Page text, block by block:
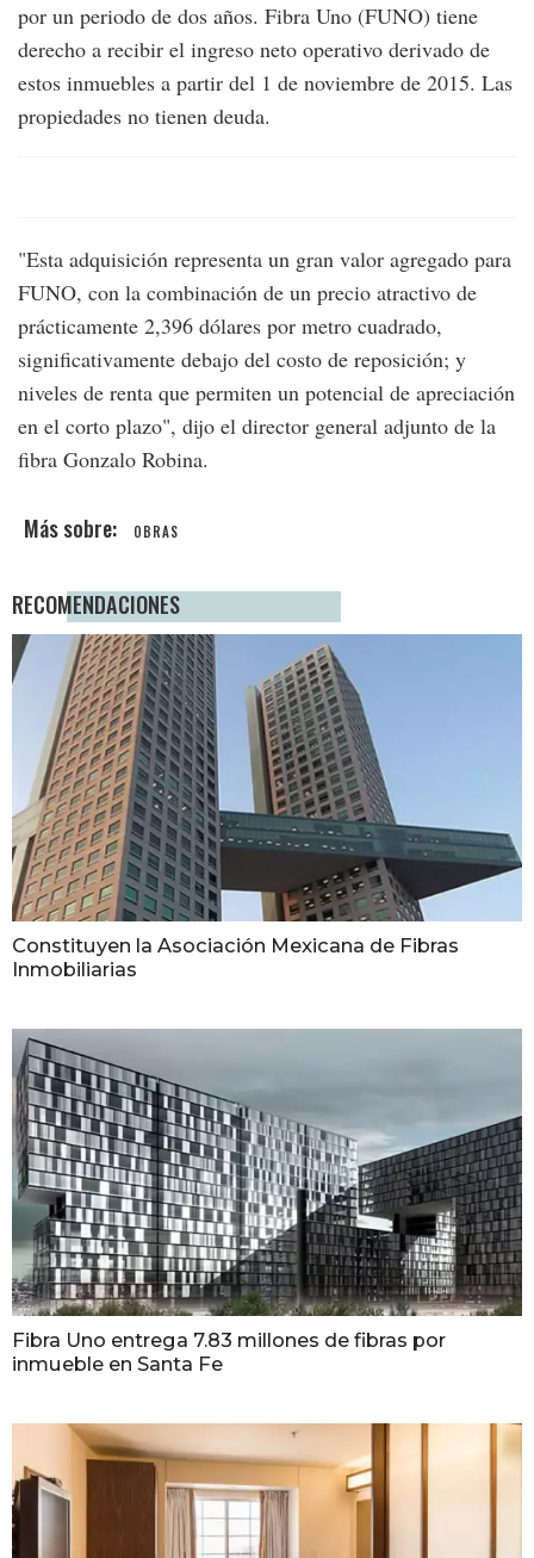
por un periodo de dos años. Fibra Uno (FUNO) tiene
derecho a recibir el ingreso neto operativo derivado de
estos inmuebles a partir del 1 de noviembre de 2015. Las
propiedades no tienen deuda.
"Esta adquisición representa un gran valor agregado para
FUNO, con la combinación de un precio atractivo de
prácticamente 2,396 dólares por metro cuadrado,
significativamente debajo del costo de reposición; y
niveles de renta que permiten un potencial de apreciación
en el corto plazo", dijo el director general adjunto de la
fibra Gonzalo Robina.
OBRAS
RECOMENDACIONES
Constituyen la Asociación Mexicana de Fibras
Inmobiliarias
Fibra Uno entrega 7.83 millones de fibras por
inmueble en Santa Fe